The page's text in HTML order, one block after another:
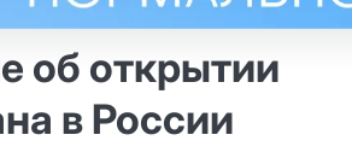
об открытии
в России